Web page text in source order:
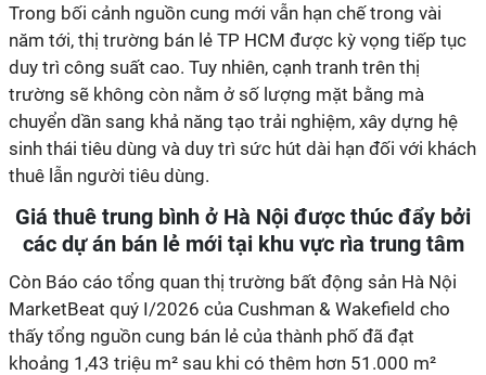
Trong bối cảnh nguồn cung mới vẫn hạn chế trong vài
năm tới, thị trường bán lẻ TP HCM được kỳ vọng tiếp tục
duy trì công suất cao. Tuy nhiên, cạnh tranh trên thị
trường sẽ không còn nằm ở số lượng mặt bằng mà
chuyển dần sang khả năng tạo trải nghiệm, xây dựng hệ
sinh thái tiêu dùng và duy trì sức hút dài hạn đối với khách
thuê lẫn người tiêu dùng.
Giá thuê trung bình ở Hà Nội được thúc đẩy bởi
các dự án bán lẻ mới tại khu vực rìa trung tâm
Còn Báo cáo tổng quan thị trường bất động sản Hà Nội
MarketBeat quý I/2026 của Cushman & Wakefield cho
thấy tổng nguồn cung bán lẻ của thành phố đã đạt
khoảng 1,43 triệu m² sau khi có thêm hơn 51.000 m²